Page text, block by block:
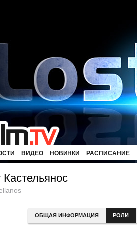
ВИДЕО НОВИНКИ РАСПИСАНИЕ
Кастельянос
ОБЩАЯ ИНФОРМАЦИЯ РОЛИ